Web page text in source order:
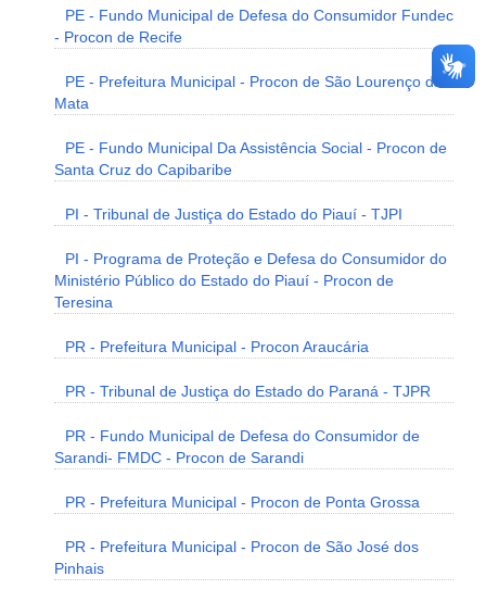
PE - Fundo Municipal de Defesa do Consumidor Fundec
- Procon de Recife
PE - Prefeitura Municipal - Procon de São Lourenço da
Mata
PE - Fundo Municipal Da Assistência Social - Procon de
Santa Cruz do Capibaribe
PI - Tribunal de Justiça do Estado do Piauí - TJPI
PI - Programa de Proteção e Defesa do Consumidor do
Ministério Público do Estado do Piauí - Procon de
Teresina
PR - Prefeitura Municipal - Procon Araucária
PR - Tribunal de Justiça do Estado do Paraná - TJPR
PR - Fundo Municipal de Defesa do Consumidor de
Sarandi- FMDC - Procon de Sarandi
PR - Prefeitura Municipal - Procon de Ponta Grossa
PR - Prefeitura Municipal - Procon de São José dos
Pinhais